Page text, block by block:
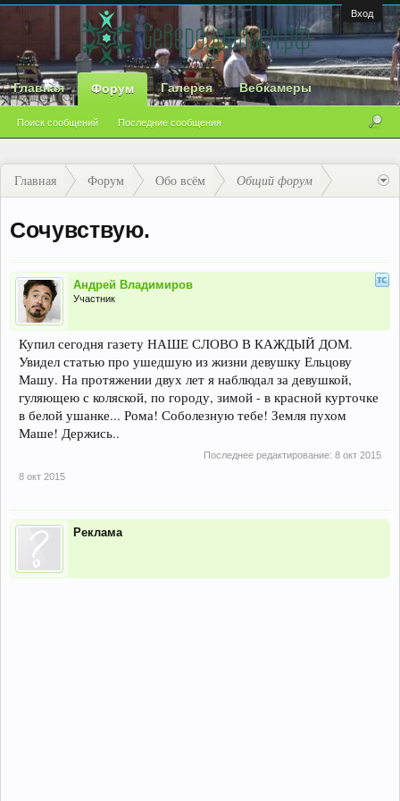
Вход
Главная Форум
Поиск сообщений Последние сообщения
Галерея Вебкамеры
Главная Форум Обо всём Общий форум
Сочувствую.
Андрей Владимиров
Участник
Купил сегодня газету НАШЕ СЛОВО В КАЖДЫЙ ДОМ.
Увидел статью про ушедшую из жизни девушку Ельцову
Машу. На протяжении двух лет я наблюдал за девушкой,
гуляющею с коляской, по городу, зимой - в красной курточке
в белой ушанке... Рома! Соболезную тебе! Земля пухом
Маше! Держись..
Последнее редактирование: 8 окт 2015
8 окт 2015
Реклама